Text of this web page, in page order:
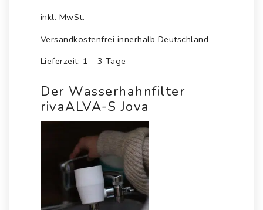
Produkt
mehrere
auf.
Optionen
können
auf
der
Produktseite
gewählt
werden
inkl. MwSt.
Versandkostenfrei innerhalb Deutschland
Lieferzeit: 1 - 3 Tage
Der Wasserhahnfilter
rivaALVA-S Jova